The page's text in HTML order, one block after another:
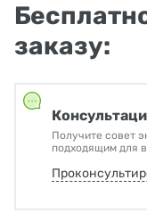
заказу:
Получите совет
подходящим для